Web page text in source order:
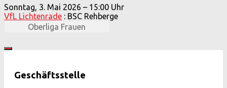
Sonntag, 3. Mai 2026 – 15:00 Uhr
VfL Lichtenrade : BSC Rehberge
Oberliga Frauen
Geschäftsstelle